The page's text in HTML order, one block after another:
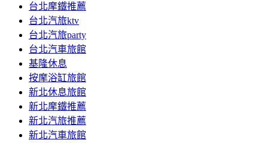
台北摩鐵推薦
台北汽旅ktv
台北汽旅party
台北汽車旅館
基隆休息
按摩浴缸旅館
新北休息旅館
新北摩鐵推薦
新北汽旅推薦
新北汽車旅館